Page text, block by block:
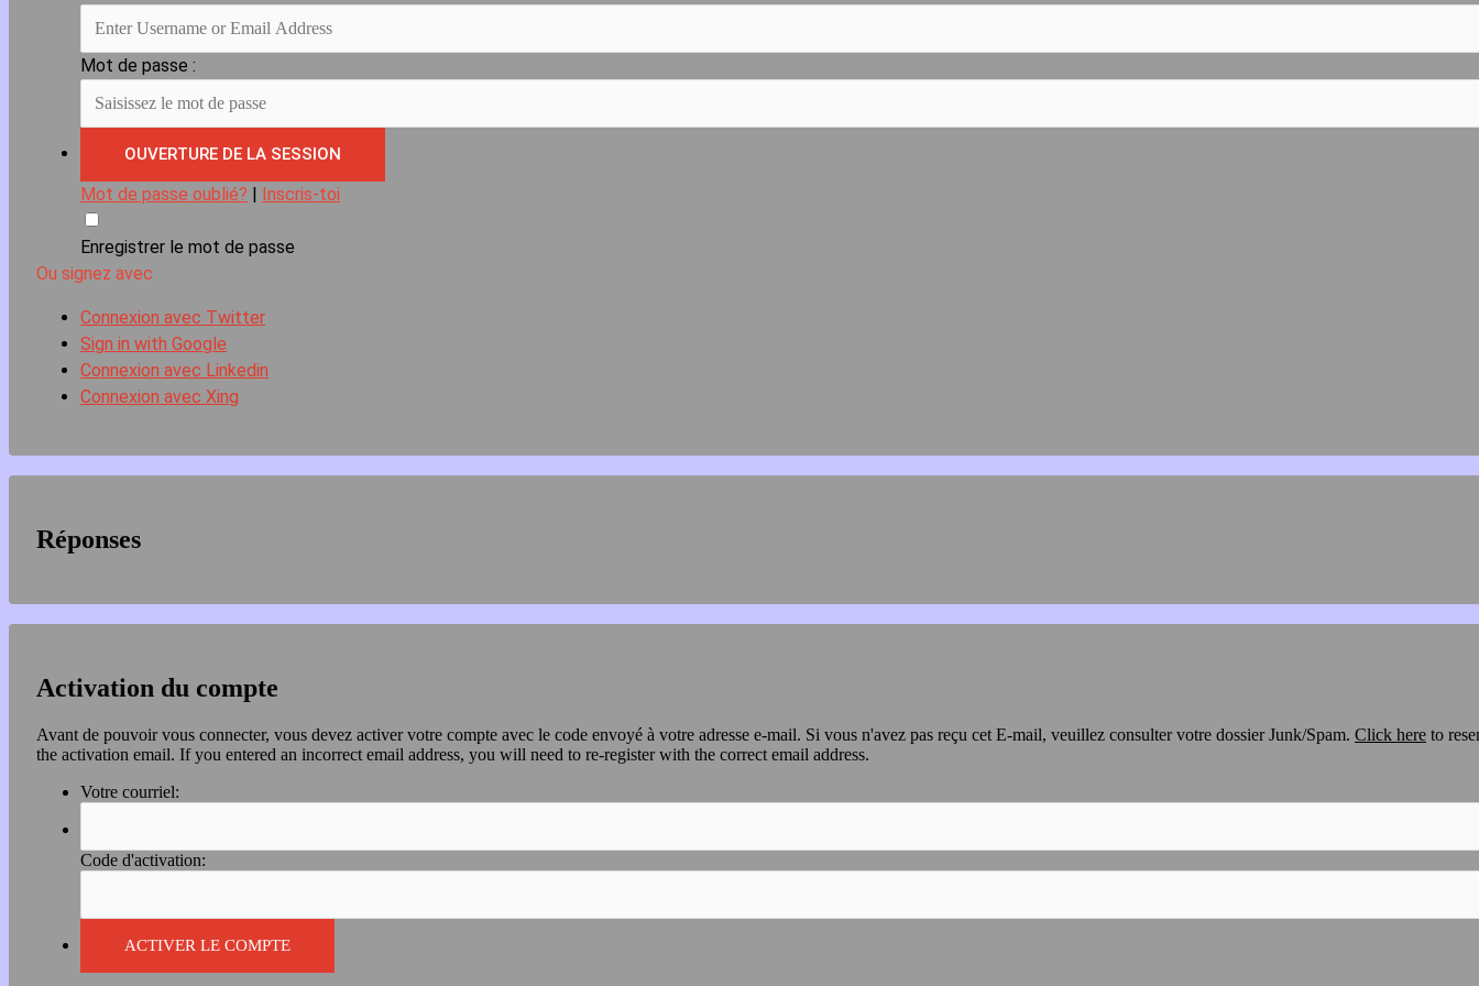
Mot de passe :
Mot de passe oublié? Inscris-toi
Enregistrer le mot de passe
Ou signez avec
Connexion avec Twitter
Sign in with Google
Connexion avec Linkedin
Connexion avec Xing
Réponses
Activation du compte
Avant de pouvoir vous connecter, vous devez activer votre compte avec le code envoyé à votre adresse e-mail. Si vous n'avez pas reçu cet E-mail, veuillez consulter votre dossier Junk/Spam. Click here to
the activation email. If you entered an incorrect email address, you will need to re-register with the correct email address.
Votre courriel:
Code d'activation: